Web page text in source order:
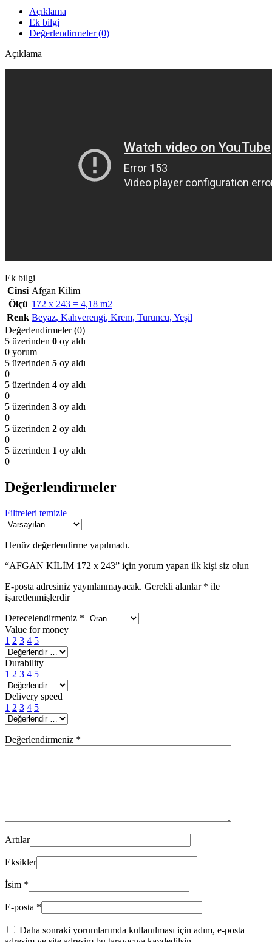
Açıklama
Ek bilgi
Değerlendirmeler (0)
Açıklama
Ek bilgi
Cinsi Afgan Kilim
Ölçü 172 x 243 = 4,18 m2
Renk Beyaz, Kahverengi, Krem, Turuncu, Yeşil
Değerlendirmeler (0)
5 üzerinden 0 oy aldı
0 yorum
5 üzerinden 5 oy aldı
0
5 üzerinden 4 oy aldı
0
5 üzerinden 3 oy aldı
0
5 üzerinden 2 oy aldı
0
5 üzerinden 1 oy aldı
0
Değerlendirmeler
Filtreleri temizle
Henüz değerlendirme yapılmadı.
“AFGAN KİLİM 172 x 243” için yorum yapan ilk kişi siz olun
E-posta adresiniz yayınlanmayacak. Gerekli alanlar * ile
işaretlenmişlerdir
Derecelendirmeniz *
Value for money
1 2 3 4 5
Durability
1 2 3 4 5
Delivery speed
1 2 3 4 5
Değerlendirmeniz *
Artılar
Eksikler
İsim *
E-posta *
Daha sonraki yorumlarımda kullanılması için adım, e-posta